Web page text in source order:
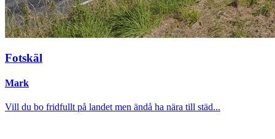
Fotskäl
Mark
Vill du bo fridfullt på landet men ändå ha nära till städ...